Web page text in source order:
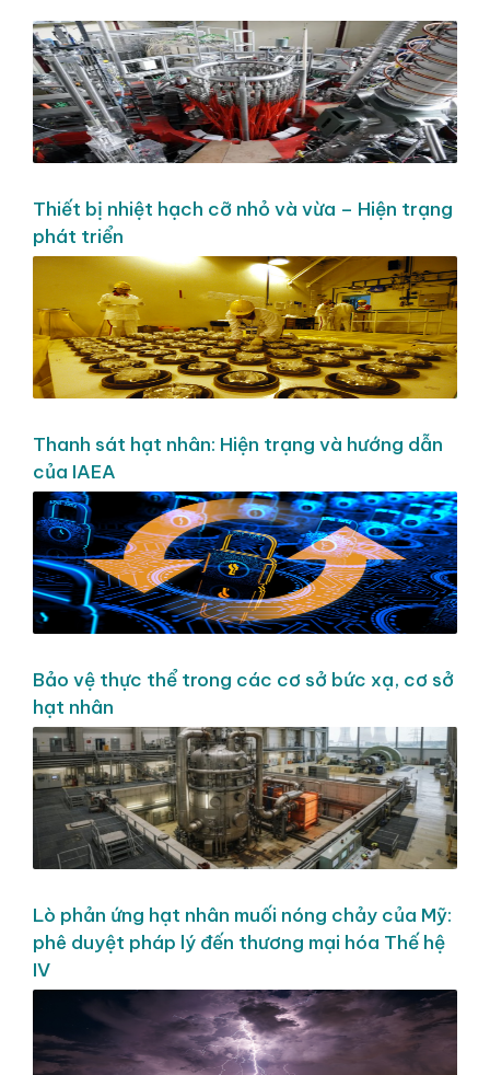
Thiết bị nhiệt hạch cỡ nhỏ và vừa – Hiện trạng
phát triển
Thanh sát hạt nhân: Hiện trạng và hướng dẫn
của IAEA
Bảo vệ thực thể trong các cơ sở bức xạ, cơ sở
hạt nhân
Lò phản ứng hạt nhân muối nóng chảy của Mỹ:
phê duyệt pháp lý đến thương mại hóa Thế hệ
IV